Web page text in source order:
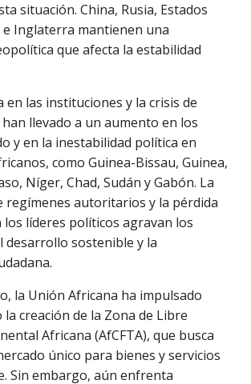
situación. China, Rusia, Estados
e Inglaterra mantienen una
que afecta la estabilidad
en las instituciones y la crisis de
llevado a un aumento en los
y en la inestabilidad política en
como Guinea-Bissau, Guinea,
Níger, Chad, Sudán y Gabón. La
regímenes autoritarios y la pérdida
los líderes políticos agravan los
desarrollo sostenible y la
la Unión Africana ha impulsado
la creación de la Zona de Libre
Africana (AfCFTA), que busca
único para bienes y servicios
Sin embargo, aún enfrenta